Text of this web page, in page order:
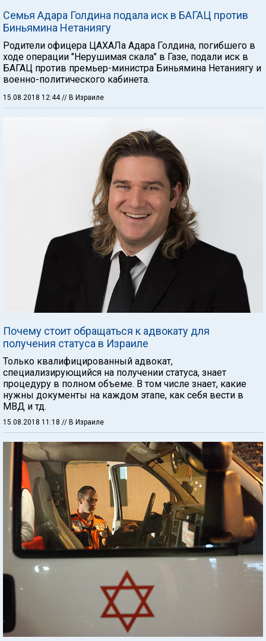
Семья Адара Голдина подала иск в БАГАЦ против
Биньямина Нетаниягу
Родители офицера ЦАХАЛа Адара Голдина, погибшего в
ходе операции "Нерушимая скала" в Газе, подали иск в
БАГАЦ против премьер-министра Биньямина Нетаниягу и
военно-политического кабинета.
15.08.2018 12:44// В Израиле
Почему стоит обращаться к адвокату для
получения статуса в Израиле
Только квалифицированный адвокат,
специализирующийся на получении статуса, знает
процедуру в полном объеме. В том числе знает, какие
нужны документы на каждом этапе, как себя вести в
МВД и тд.
15.08.2018 11:18 // В Израиле